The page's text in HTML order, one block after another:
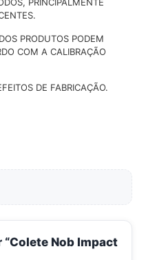
PRINCIPALMENTE
PRODUTOS PODEM
COM A CALIBRAÇÃO
DE FABRICAÇÃO.
Nob Impact